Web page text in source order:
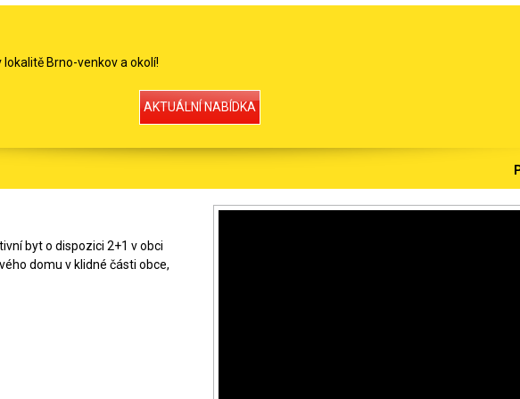
Brno-venkov a okolí!
AKTUÁLNÍ NABÍDKA
byt o dispozici 2+1 v obci
domu v klidné části obce,